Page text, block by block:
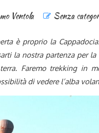
Ventola Senza
è proprio la
la nostra partenza per la
Faremo trekking in
di vedere l’alba